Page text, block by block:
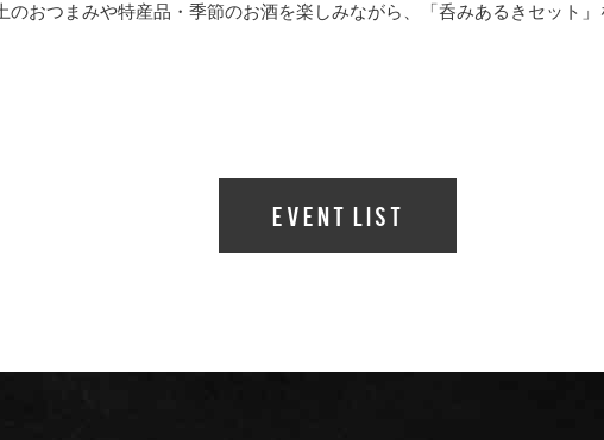
のおつまみや特産品・季節のお酒を楽しみながら、「呑みあるきセット
Event List